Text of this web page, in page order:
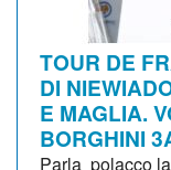
TOUR DE
DI
E MAGLIA.
BORGHINI
Parla polacco